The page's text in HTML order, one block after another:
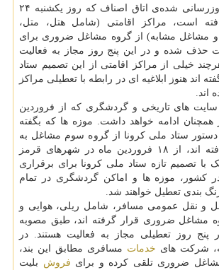
در آخرین لیست بروزرسانی شده‌ی اتاق اصناف که روز یکشنبه ۲۴
یافته است، مراکز اقامتی (شامل هتل، متل،
و مشاغل مشابه) از گروه مشاغل ضروری برای
حذف شده و در این پنج روز مجاز به فعالیت
خیلی از مراکز اقامتی از این تصمیم ستاد
اند هنوز ابلاغیه ای در رابطه با تعطیلی مراکز
اند.
های تاریخی و گردشگری که از فروردین
ادامه خواهد داشت. موزه ها که بگفته
دستور ستاد ملی کرونا از گروه سوم مشاغل به
گروه دوم انتقال یافته اند، از ۱۸ فروردین ماه در شهرهای قرمز
با تصمیم تازه ستاد ملی کرونا برای برقراری
کشور، موزه ها و اماکن گردشگری در تمام
بندی تعطیل خواهند شد.
و نقل عمومی مسافر، شامل ریلی، هوایی و
مشاغل ضروری قرار گرفته اند، طبق مصوبه
پنج روز تعطیلی مجاز به فعالیت هستند. در
شرکت های خدمات مسافری مطابق این بند،
ضروری تلقی کرده و برای فروش بلیت